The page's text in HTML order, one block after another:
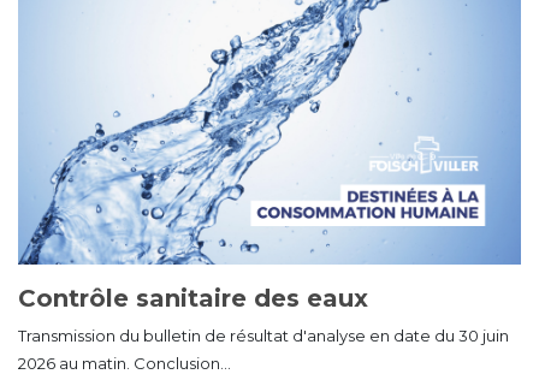
Contrôle sanitaire des eaux
Transmission du bulletin de résultat d'analyse en date du 30 juin
2026 au matin. Conclusion...